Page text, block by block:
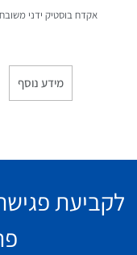
אקדח בוסטיק ידני משובח MP
מידע נוסף
לקביעת